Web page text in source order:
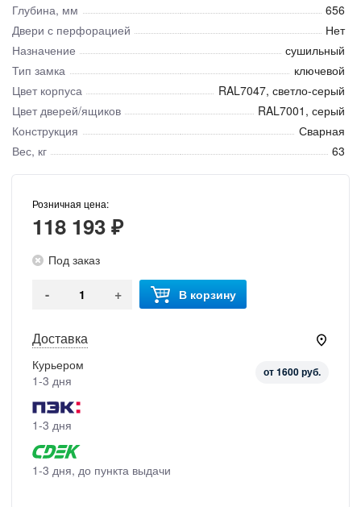
Глубина, мм
656
Двери с перфорацией
Нет
Назначение
сушильный
Тип замка
ключевой
Цвет корпуса
RAL7047, светло-серый
Цвет дверей/ящиков
RAL7001, серый
Конструкция
Сварная
Вес, кг
63
Розничная цена:
118 193 ₽
Под заказ
- + В корзину
Доставка
Курьером
1-3 дня
от 1600 руб.
1-3 дня
1-3 дня, до пункта выдачи